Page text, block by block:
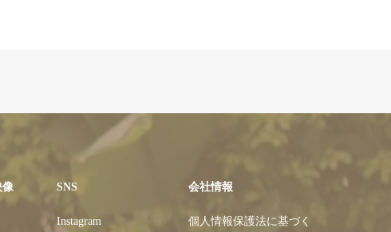
像 SNS
Instagram
会社情報
個人情報保護法に基づく